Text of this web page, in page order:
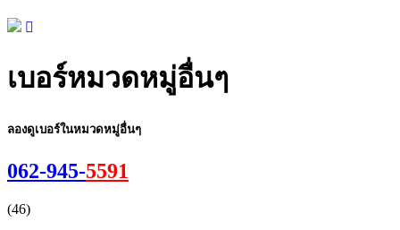
เบอร์หมวดหมู่อื่นๆ
ลองดูเบอร์ในหมวดหมู่อื่นๆ
062-945-5591
(46)